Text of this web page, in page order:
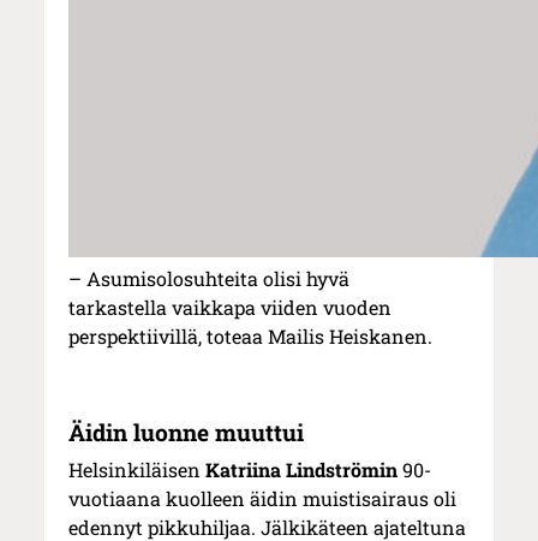
– Asumisolosuhteita olisi hyvä
tarkastella vaikkapa viiden vuoden
perspektiivillä, toteaa Mailis Heiskanen.
Äidin luonne muuttui
HelsinkiläisenKatriina Lindströmin90-
vuotiaana kuolleen äidin muistisairaus oli
edennyt pikkuhiljaa. Jälkikäteen ajateltuna